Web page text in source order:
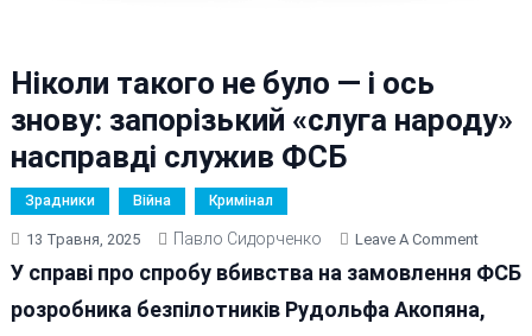
Ніколи такого не було — і ось
знову: запорізький «слуга народу»
насправді служив ФСБ
Зрадники Війна Кримінал
13 Травня, 2025 Павло Сидорченко Leave A CommentOn
Ніколи
Не
У справі про спробу вбивства на замовлення ФСБ
розробника безпілотників Рудольфа Акопяна,